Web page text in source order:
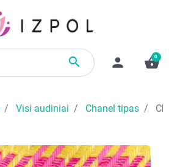
 person shopping_basket
0
Visi audiniai Chanel tipas